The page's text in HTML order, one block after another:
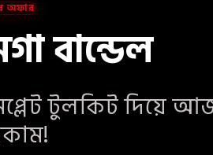
অফার
বান্ডেল
টুলকিট